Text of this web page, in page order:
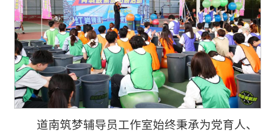
道南筑梦辅导员工作室始终秉承为党育人、